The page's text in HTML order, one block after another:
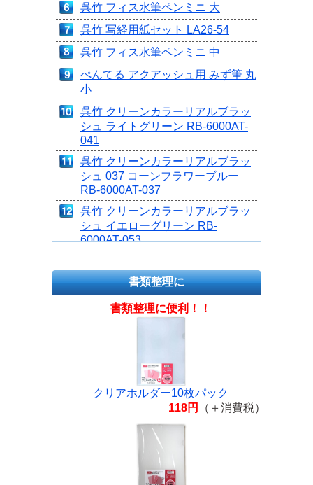
呉竹 フィス水筆ペンミニ 大
呉竹 写経用紙セット LA26-54
呉竹 フィス水筆ペンミニ 中
ぺんてる アクアッシュ用 みず筆 丸
小
呉竹 クリーンカラーリアルブラッ
シュ ライトグリーン RB-6000AT-
041
呉竹 クリーンカラーリアルブラッ
シュ 037 コーンフラワーブルー
RB-6000AT-037
呉竹 クリーンカラーリアルブラッ
シュ イエローグリーン RB-
6000AT-053
シュ オーカー RB-6000AT-063
呉竹 クリーンカラーリアルブラッ
シュ グリーングレイ RB-6000AT-
シュ コバルトブルー RB-6000AT-
呉竹 クリーンカラーリアルブラッ
シュ ダークオートミール RB-
6000AT-066
呉竹 クリーンカラーリアルブラッ
シュ ダークグレイ RB-6000AT-095
書類整理に
書類整理に便利！！
クリアホルダー10枚パック
118円
（＋消費税）